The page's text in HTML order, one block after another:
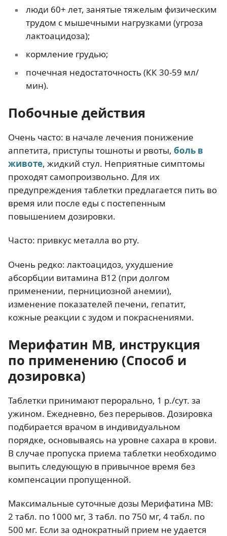
люди 60+ лет, занятые тяжелым физическим
трудом с мышечными нагрузками (угроза
лактоацидоза);
кормление грудью;
почечная недостаточность (КК 30-59 мл/
мин).
Побочные действия
Очень часто: в начале лечения понижение
аппетита, приступы тошноты и рвоты, боль в
животе, жидкий стул. Неприятные симптомы
проходят самопроизвольно. Для их
предупреждения таблетки предлагается пить во
время или после еды с постепенным
повышением дозировки.
Часто: привкус металла во рту.
Очень редко: лактоацидоз, ухудшение
абсорбции витамина В12 (при долгом
применении, пернициозной анемии),
изменение показателей печени, гепатит,
кожные реакции с зудом и покраснениями.
Мерифатин МВ, инструкция
по применению (Способ и
дозировка)
Таблетки принимают перорально, 1 р./сут. за
ужином. Ежедневно, без перерывов. Дозировка
подбирается врачом в индивидуальном
порядке, основываясь на уровне сахара в крови.
В случае пропуска приема таблетки необходимо
выпить следующую в привычное время без
компенсации пропущенной.
Максимальные суточные дозы Мерифатина МВ:
2 табл. по 1000 мг, 3 табл. по 750 мг, 4 табл. по
500 мг. Если за однократный прием не удается